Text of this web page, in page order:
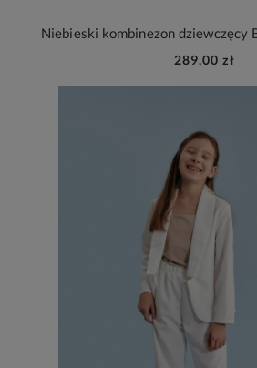
Niebieski kombinezon dziewczęcy
289,00 zł